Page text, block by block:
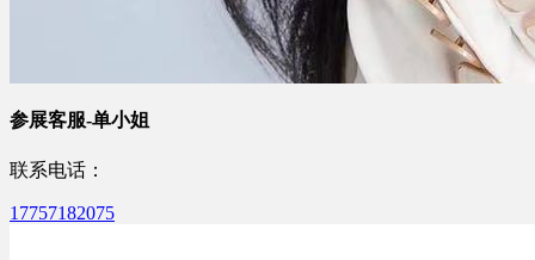
参展客服-单小姐
联系电话：
17757182075